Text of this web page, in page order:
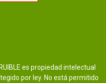
es propiedad intelectual
por ley. No está permitido